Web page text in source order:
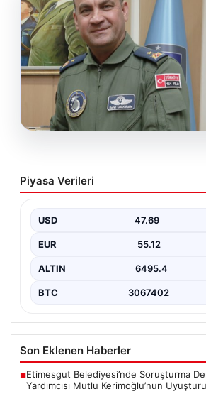
Rafet Dalkıran kimdir? Yeni
Kuvvetleri Komutanı Rafet
Piyasa Verileri
USD 47.69
EUR 55.12
ALTIN 6495.4
BTC 3067402
Son Eklenen Haberler
■Etimesgut Belediyesi’nde Soruşturma
Yardımcısı Mutlu Kerimoğlu’nun